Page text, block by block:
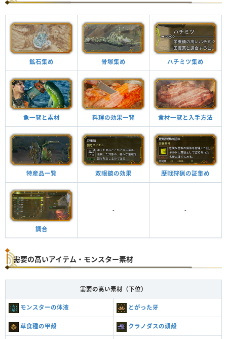
鉱石集め 骨塚集め ハチミツ集め
魚一覧と素材 料理の効果一覧 食材一覧と入手方法
特産品一覧 双眼鏡の効果 歴戦狩猟の証集め
調合
- -
需要の高いアイテム・モンスター素材
需要の高い素材（下位）
モンスターの体液 とがった牙
草食種の甲殻 クラノダスの頭殻